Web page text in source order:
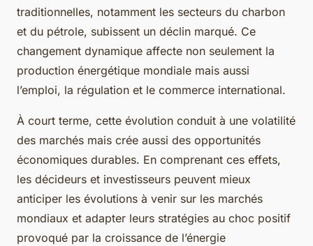
traditionnelles, notamment les secteurs du charbon
et du pétrole, subissent un déclin marqué. Ce
changement dynamique affecte non seulement la
production énergétique mondiale mais aussi
l’emploi, la régulation et le commerce international.
À court terme, cette évolution conduit à une volatilité
des marchés mais crée aussi des opportunités
économiques durables. En comprenant ces effets,
les décideurs et investisseurs peuvent mieux
anticiper les évolutions à venir sur les marchés
mondiaux et adapter leurs stratégies au choc positif
provoqué par la croissance de l’énergie